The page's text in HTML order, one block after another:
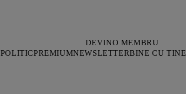
DEVINO MEMBRU
POLITICPREMIUMNEWSLETTERBINE CU TINE